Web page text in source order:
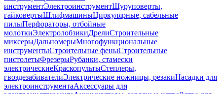
инструментЭлектроинструментШуруповерты,
гайковертыШлифмашиныЦиркулярные, сабельные
пилыПерфораторы, отбойные
молоткиЭлектролобзикиДрелиСтроительные
миксерыДальномерыМногофункциональные
инструментыСтроительные феныСтроительные
пистолетыФрезерыРубанки, стамески
электрическиеКраскопультыСтеплеры,
гвоздезабивателиЭлектрические ножницы, резакиНасадки для
электроинструментаАксессуары для